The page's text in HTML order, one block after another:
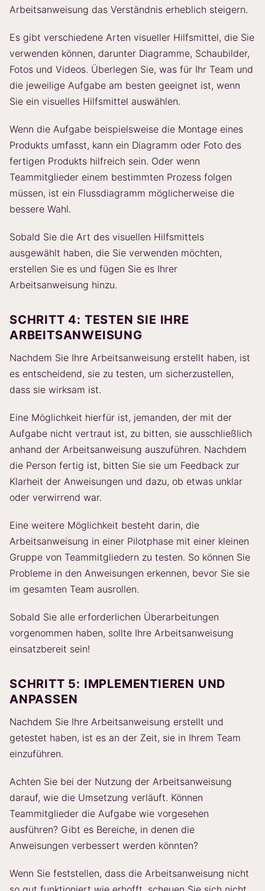
Arbeitsanweisung das Verständnis erheblich steigern.
Es gibt verschiedene Arten visueller Hilfsmittel, die Sie
verwenden können, darunter Diagramme, Schaubilder,
Fotos und Videos. Überlegen Sie, was für Ihr Team und
die jeweilige Aufgabe am besten geeignet ist, wenn
Sie ein visuelles Hilfsmittel auswählen.
Wenn die Aufgabe beispielsweise die Montage eines
Produkts umfasst, kann ein Diagramm oder Foto des
fertigen Produkts hilfreich sein. Oder wenn
Teammitglieder einem bestimmten Prozess folgen
müssen, ist ein Flussdiagramm möglicherweise die
bessere Wahl.
Sobald Sie die Art des visuellen Hilfsmittels
ausgewählt haben, die Sie verwenden möchten,
erstellen Sie es und fügen Sie es Ihrer
Arbeitsanweisung hinzu.
SCHRITT 4: TESTEN SIE IHRE
ARBEITSANWEISUNG
Nachdem Sie Ihre Arbeitsanweisung erstellt haben, ist
es entscheidend, sie zu testen, um sicherzustellen,
dass sie wirksam ist.
Eine Möglichkeit hierfür ist, jemanden, der mit der
Aufgabe nicht vertraut ist, zu bitten, sie ausschließlich
anhand der Arbeitsanweisung auszuführen. Nachdem
die Person fertig ist, bitten Sie sie um Feedback zur
Klarheit der Anweisungen und dazu, ob etwas unklar
oder verwirrend war.
Eine weitere Möglichkeit besteht darin, die
Arbeitsanweisung in einer Pilotphase mit einer kleinen
Gruppe von Teammitgliedern zu testen. So können Sie
Probleme in den Anweisungen erkennen, bevor Sie sie
im gesamten Team ausrollen.
Sobald Sie alle erforderlichen Überarbeitungen
vorgenommen haben, sollte Ihre Arbeitsanweisung
einsatzbereit sein!
SCHRITT 5: IMPLEMENTIEREN UND
ANPASSEN
Nachdem Sie Ihre Arbeitsanweisung erstellt und
getestet haben, ist es an der Zeit, sie in Ihrem Team
einzuführen.
Achten Sie bei der Nutzung der Arbeitsanweisung
darauf, wie die Umsetzung verläuft. Können
Teammitglieder die Aufgabe wie vorgesehen
ausführen? Gibt es Bereiche, in denen die
Anweisungen verbessert werden könnten?
Wenn Sie feststellen, dass die Arbeitsanweisung nicht